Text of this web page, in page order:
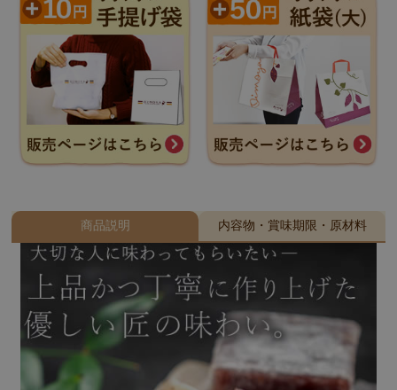
商品説明 内容物・賞味期限・原材料